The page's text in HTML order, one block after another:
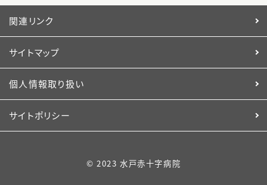
関連リンク
サイトマップ
個人情報取り扱い
サイトポリシー
© 2023 水戸赤十字病院